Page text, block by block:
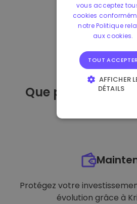
Que puis-je faire
Protégez votre
évolution grâce à
vous acceptez
cookies
notre Politique
aux cookies.
TOUT ACCEPTER
AFFICHER
DÉTAILS
FONCTIONNALITÉ